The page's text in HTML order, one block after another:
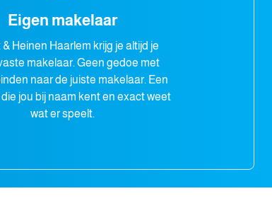
Eigen makelaar
& Heinen Haarlem krijg je altijd je
makelaar. Geen gedoe met
naar de juiste makelaar. Een
jou bij naam kent en exact weet
wat er speelt.